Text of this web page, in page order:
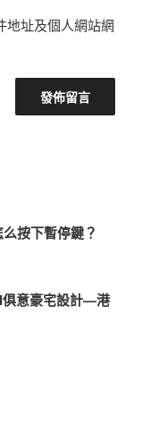
地址及個人網站網
按下暫停鍵？
意豪宅設計—港